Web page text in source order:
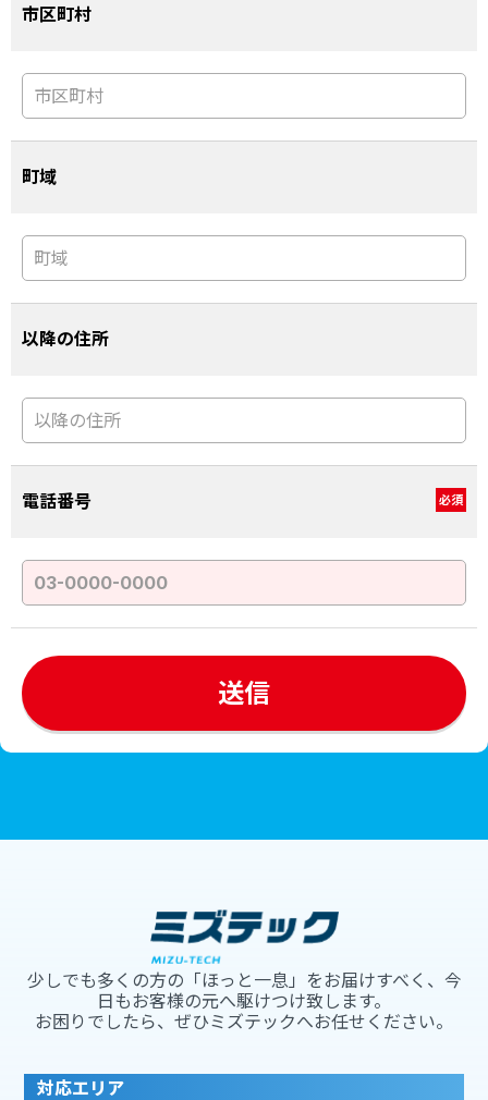
市区町村
町域
以降の住所
電話番号 必須
少しでも多くの方の「ほっと一息」をお届けすべく、今
日もお客様の元へ駆けつけ致します。
お困りでしたら、ぜひミズテックへお任せください。
対応エリア